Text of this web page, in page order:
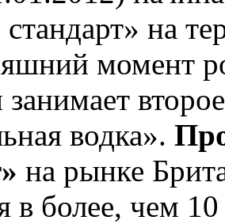
стандарт» на
момент
водка».
на рынке
в более, чем